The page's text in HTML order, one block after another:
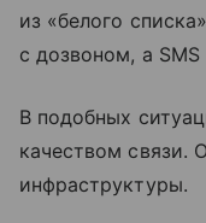
из «белого
с дозвоном, а
В подобных
качеством связи.
инфраструктуры.